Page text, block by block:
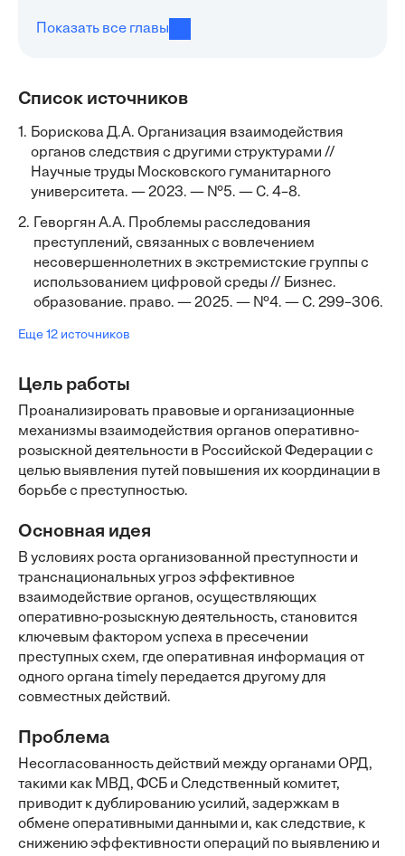
Показать все главы
Список источников
1. Борискова Д.А. Организация взаимодействия
органов следствия с другими структурами //
Научные труды Московского гуманитарного
университета. — 2023. — №5. — С. 4–8.
2.
Геворгян А.А. Проблемы расследования
преступлений, связанных с вовлечением
несовершеннолетних в экстремистские группы с
использованием цифровой среды // Бизнес.
образование. право. — 2025. — №4. — С. 299–306.
Еще 12 источников
Цель работы
Проанализировать правовые и организационные
механизмы взаимодействия органов оперативно-
розыскной деятельности в Российской Федерации с
целью выявления путей повышения их координации в
борьбе с преступностью.
Основная идея
В условиях роста организованной преступности и
транснациональных угроз эффективное
взаимодействие органов, осуществляющих
оперативно-розыскную деятельность, становится
ключевым фактором успеха в пресечении
преступных схем, где оперативная информация от
одного органа timely передается другому для
совместных действий.
Проблема
Несогласованность действий между органами ОРД,
такими как МВД, ФСБ и Следственный комитет,
приводит к дублированию усилий, задержкам в
обмене оперативными данными и, как следствие, к
снижению эффективности операций по выявлению и